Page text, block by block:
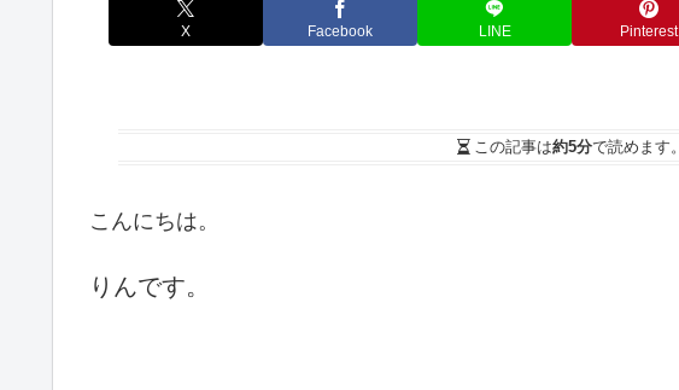
X Facebook LINE Pinterest
この記事は約5分で読めます。
こんにちは。
りんです。